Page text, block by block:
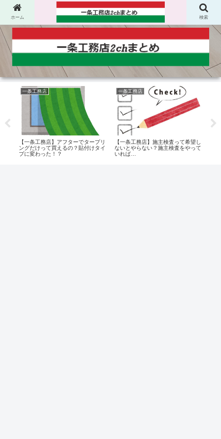
一条工務店
【一条工務店】アフターでタープリ
ングだけって買えるの？貼付けタイ
プに変わった！？
一条工務店
【一条工務店】施主検査って希望し
ないとやらない？施主検査をやって
いれば…
ホーム 検索